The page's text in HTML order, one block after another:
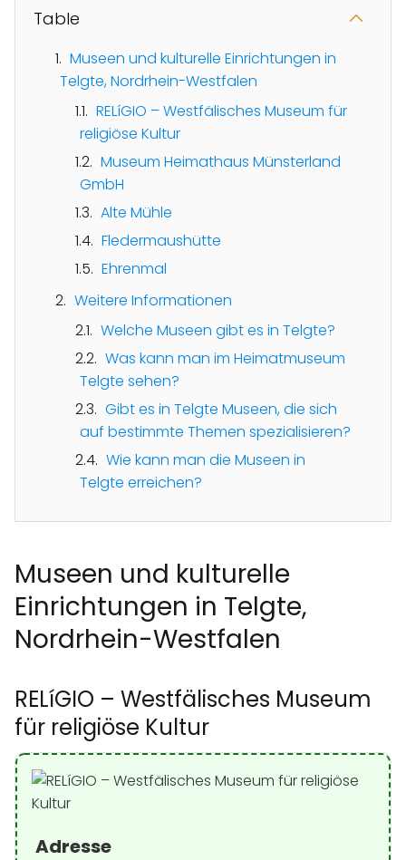
Table
Museen und kulturelle Einrichtungen in
Telgte, Nordrhein-Westfalen
RELíGIO – Westfälisches Museum für
religiöse Kultur
Museum Heimathaus Münsterland
GmbH
Alte Mühle
Fledermaushütte
Ehrenmal
Weitere Informationen
Welche Museen gibt es in Telgte?
Was kann man im Heimatmuseum
Telgte sehen?
Gibt es in Telgte Museen, die sich
auf bestimmte Themen spezialisieren?
Wie kann man die Museen in
Telgte erreichen?
Museen und kulturelle
Einrichtungen in Telgte,
Nordrhein-Westfalen
RELíGIO – Westfälisches Museum
für religiöse Kultur
Adresse